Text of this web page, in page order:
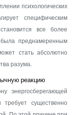
психологических
специфическим
все более
преднамеренным
стать абсолютно
разума.
реакцию
энергосберегающей
существенно